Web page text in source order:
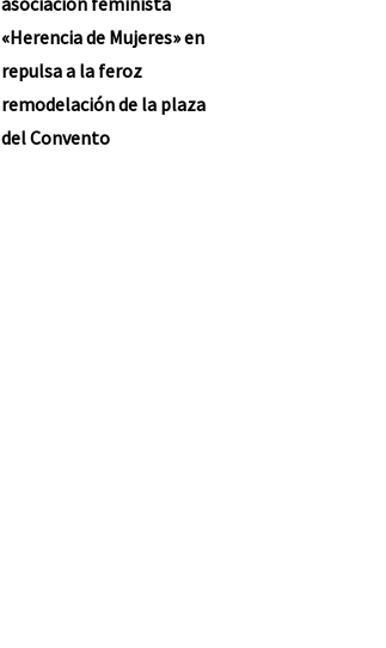
«Herencia de Mujeres» en
repulsa a la feroz
remodelación de la plaza
del Convento